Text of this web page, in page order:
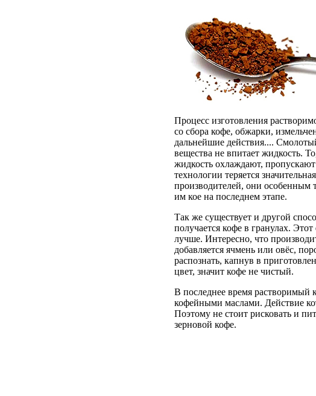
Процесс изготовления
со сбора кофе, обжарки,
дальнейшие действия....
вещества не впитает жидкость.
жидкость охлаждают,
технологии теряется
производителей, они особенным
им кое на последнем этапе.
Так же существует и другой
получается кофе в гранулах.
лучше. Интересно, что
добавляется ячмень или овёс,
распознать, капнув в
цвет, значит кофе не чистый.
В последнее время растворимый
кофейными маслами. Действие
Поэтому не стоит рисковать и
зерновой кофе.